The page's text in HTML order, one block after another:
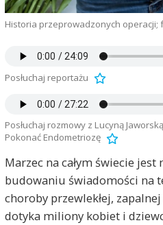
Historia przeprowadzonych operacji;
Posłuchaj reportażu
Posłuchaj rozmowy z Lucyną
Pokonać Endometriozę
Marzec na całym świecie
budowaniu świadomości na
choroby przewlekłej,
dotyka miliony kobiet i